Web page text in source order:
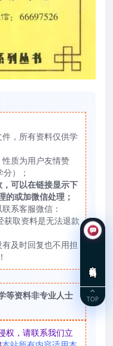
件，所有资料仅供学
性质为用户友情赞
）；
可以在链接显示下
的或加微信处理；
系客服微信：
取资料是无法退款
有及时回复也不用担
等资料非专业人士
权，请联系我们立
TOP